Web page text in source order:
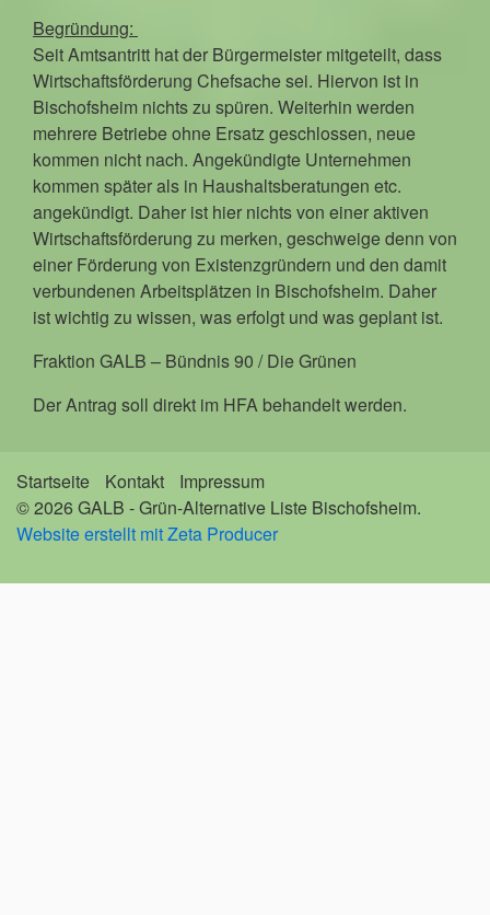
Begründung:
Seit Amtsantritt hat der Bürgermeister mitgeteilt, dass
Wirtschaftsförderung Chefsache sei. Hiervon ist in
Bischofsheim nichts zu spüren. Weiterhin werden
mehrere Betriebe ohne Ersatz geschlossen, neue
kommen nicht nach. Angekündigte Unternehmen
kommen später als in Haushaltsberatungen etc.
angekündigt. Daher ist hier nichts von einer aktiven
Wirtschaftsförderung zu merken, geschweige denn von
einer Förderung von Existenzgründern und den damit
verbundenen Arbeitsplätzen in Bischofsheim. Daher
ist wichtig zu wissen, was erfolgt und was geplant ist.
Fraktion GALB – Bündnis 90 / Die Grünen
Der Antrag soll direkt im HFA behandelt werden.
Startseite Kontakt
Impressum
© 2026 GALB - Grün-Alternative Liste Bischofsheim.
Website erstellt mit Zeta Producer